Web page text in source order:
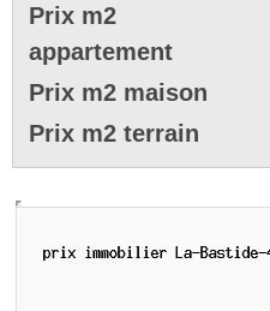
Prix m2
appartement
Prix m2 maison
Prix m2 terrain